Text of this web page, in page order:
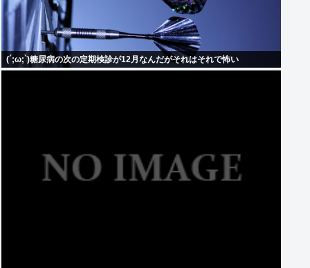
(´;ω;`)糖尿病の次の定期検診が12月なんだがそれはそれで怖い